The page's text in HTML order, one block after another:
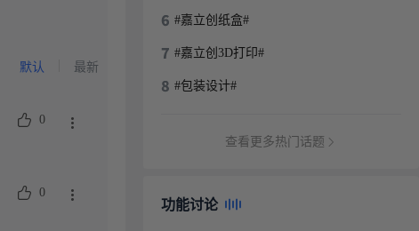
默认 最新
0
0
#嘉立创纸盒#
#嘉立创3D打印#
#包装设计#
查看更多热门话题
功能讨论